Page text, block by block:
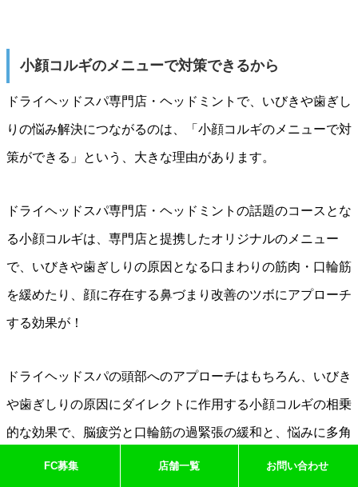
小顔コルギのメニューで対策できるから
ドライヘッドスパ専門店・ヘッドミントで、いびきや歯ぎし
りの悩み解決につながるのは、「小顔コルギのメニューで対
策ができる」という、大きな理由があります。
ドライヘッドスパ専門店・ヘッドミントの話題のコースとな
る小顔コルギは、専門店と提携したオリジナルのメニュー
で、いびきや歯ぎしりの原因となる口まわりの筋肉・口輪筋
を緩めたり、顔に存在する鼻づまり改善のツボにアプローチ
する効果が！
ドライヘッドスパの頭部へのアプローチはもちろん、いびき
や歯ぎしりの原因にダイレクトに作用する小顔コルギの相乗
的な効果で、脳疲労と口輪筋の過緊張の緩和と、悩みに多角
的な対策が取れるようになります。
FC募集 店舗一覧 お問い合わせ